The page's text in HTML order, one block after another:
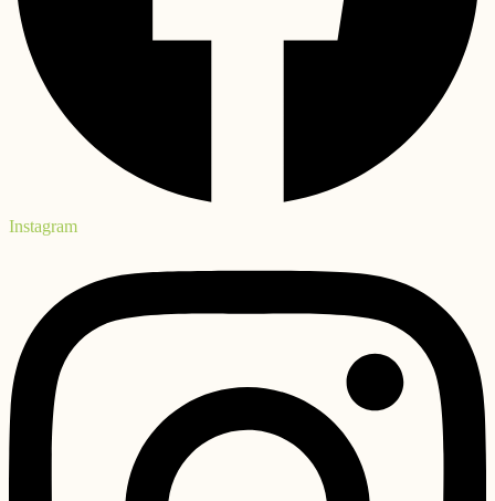
Instagram